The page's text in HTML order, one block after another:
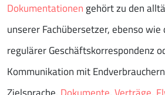
Dokumentationen gehört zu den
unserer Fachübersetzer, ebenso
regulärer Geschäftskorrespondenz
Kommunikation mit